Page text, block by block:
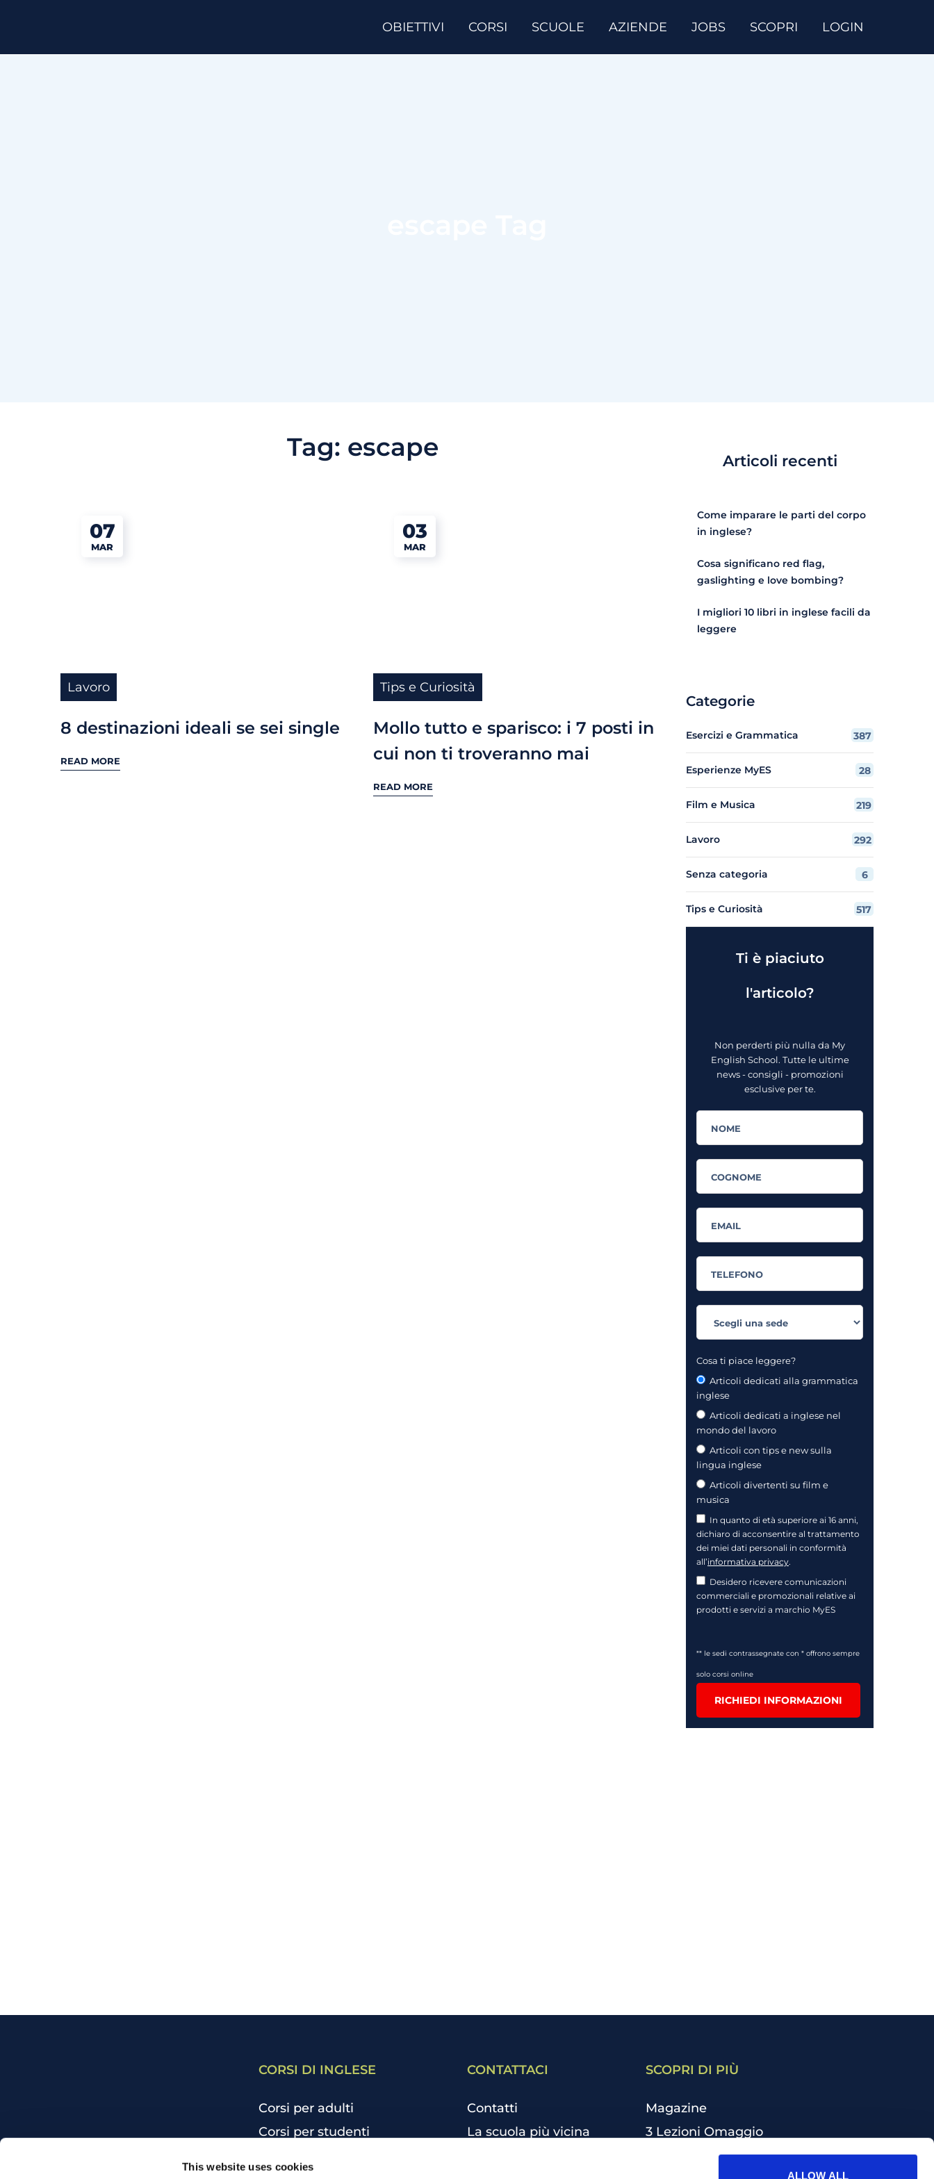
This website uses cookies
ALLOW ALL
OBIETTIVI CORSI SCUOLE AZIENDE JOBS SCOPRI LOGIN
Tag: escape
07
MAR
Lavoro
8 destinazioni ideali se sei single
READ MORE
03
MAR
Tips e Curiosità
Mollo tutto e sparisco: i 7 posti in
cui non ti troveranno mai
READ MORE
Articoli recenti
Come imparare le parti del corpo
in inglese?
Cosa significano red flag,
gaslighting e love bombing?
I migliori 10 libri in inglese facili da
leggere
Categorie
Esercizi e Grammatica 387
Esperienze MyES 28
Film e Musica 219
Lavoro 292
Senza categoria 6
Tips e Curiosità 517
Ti è piaciuto
l'articolo?
Non perderti più nulla da My
English School. Tutte le ultime
news - consigli - promozioni
esclusive per te.
Cosa ti piace leggere?
Articoli dedicati alla grammatica
inglese
Articoli dedicati a inglese nel
mondo del lavoro
Articoli con tips e new sulla
lingua inglese
Articoli divertenti su film e
musica
In quanto di età superiore ai 16 anni,
dichiaro di acconsentire al trattamento
dei miei dati personali in conformità
all’informativa privacy.
Desidero ricevere comunicazioni
commerciali e promozionali relative ai
prodotti e servizi a marchio MyES
** le sedi contrassegnate con * offrono sempre
solo corsi online
RICHIEDI INFORMAZIONI
CORSI DI INGLESE
Corsi per adulti
Corsi per studenti
CONTATTACI
Contatti
La scuola più vicina
SCOPRI DI PIÙ
Magazine
3 Lezioni Omaggio